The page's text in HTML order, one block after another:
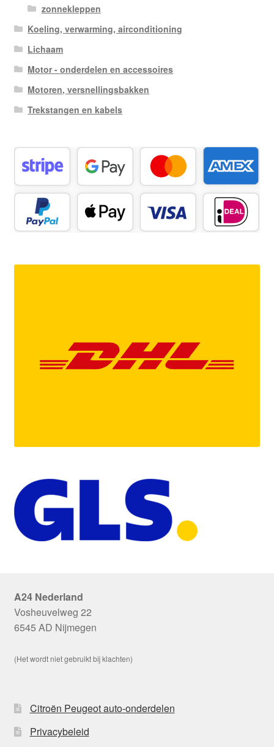
zonnekleppen
Koeling, verwarming, airconditioning
Lichaam
Motor - onderdelen en accessoires
Motoren, versnellingsbakken
Trekstangen en kabels
A24 Nederland
Vosheuvelweg 22
6545 AD Nijmegen
(Het wordt niet gebruikt bij klachten)
Citroën Peugeot auto-onderdelen
Privacybeleid